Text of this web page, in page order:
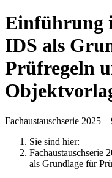
Einführung
IDS als
Prüfregeln
Fachaustauschserie 2025
Sie sind hier:
Fachaustauschserie
als Grundlage für